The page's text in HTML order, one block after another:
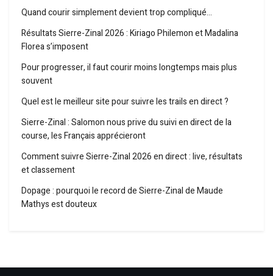
Quand courir simplement devient trop compliqué…
Résultats Sierre-Zinal 2026 : Kiriago Philemon et Madalina
Florea s’imposent
Pour progresser, il faut courir moins longtemps mais plus
souvent
Quel est le meilleur site pour suivre les trails en direct ?
Sierre-Zinal : Salomon nous prive du suivi en direct de la
course, les Français apprécieront
Comment suivre Sierre-Zinal 2026 en direct : live, résultats
et classement
Dopage : pourquoi le record de Sierre-Zinal de Maude
Mathys est douteux